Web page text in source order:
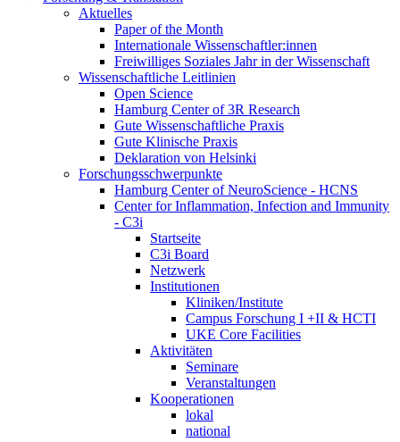
Aktuelles
Paper of the Month
Internationale Wissenschaftler:innen
Freiwilliges Soziales Jahr in der Wissenschaft
Wissenschaftliche Leitlinien
Open Science
Hamburg Center of 3R Research
Gute Wissenschaftliche Praxis
Gute Klinische Praxis
Deklaration von Helsinki
Forschungsschwerpunkte
Hamburg Center of NeuroScience - HCNS
Center for Inflammation, Infection and Immunity
- C3i
Startseite
C3i Board
Netzwerk
Institutionen
Kliniken/Institute
Campus Forschung I +II & HCTI
UKE Core Facilities
Aktivitäten
Seminare
Veranstaltungen
Kooperationen
lokal
national